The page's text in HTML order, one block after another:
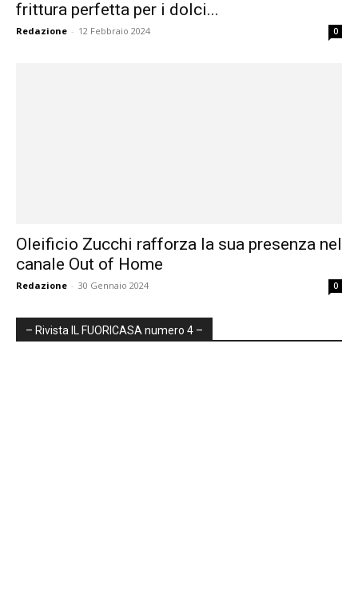
frittura perfetta per i dolci...
Redazione - 12 Febbraio 2024 0
Oleificio Zucchi rafforza la sua presenza nel
canale Out of Home
Redazione - 30 Gennaio 2024 0
– Rivista IL FUORICASA numero 4 –